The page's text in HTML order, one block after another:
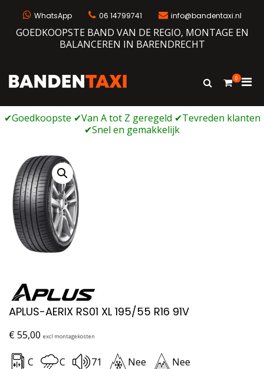
WhatsApp 06 14799741 info@bandentaxi.nl
GOEDKOOPSTE BAND VAN DE REGIO, MONTAGE EN
BALANCEREN IN BARENDRECHT
Bandengarage met eigen webshop
Toon
0
voor
APLUS-AERIX RS01 XL 195/55 R16 91V
€55,00 excl montagekosten
C C 71 Nee Nee